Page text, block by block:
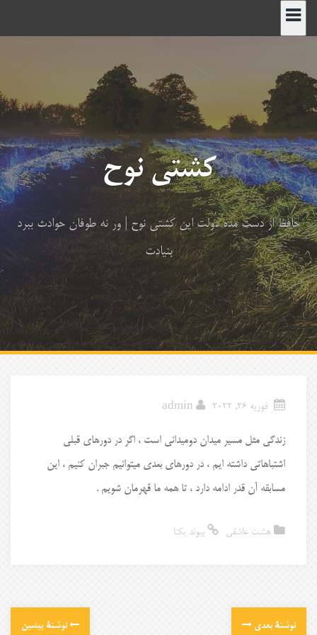
پرش
به
کشتی نوح
حافظ از دست مده دولت این کشتی نوح | ور نه طوفان حوادث ببرد
بنیادت
فوریه 26, 2022 admin
زندگی مثل مسیر میدان دومیدانی است ، اگر در دورهای قبلی
اشتباهاتی داشته ایم ، در دورهای بعدی میتوانیم جبران کنیم ، این
مسابقه آن قدر ادامه دارد ، تا همه ما قهرمان شویم .
هشت عاشقی پیوند یکتا
نوشتهٔ پیشین نوشتهٔ بعدی